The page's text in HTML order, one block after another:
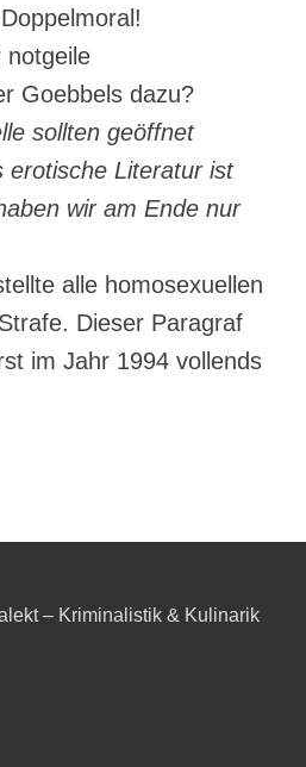
notgeile
Goebbels dazu?
sollten geöffnet
erotische Literatur ist
wir am Ende nur
alle homosexuellen
Dieser Paragraf
im Jahr 1994 vollends
– Kriminalistik & Kulinarik